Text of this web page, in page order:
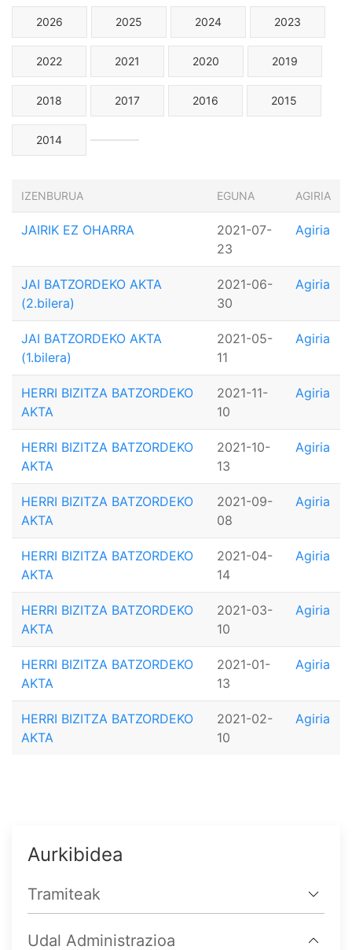
2026 2025 2024 2023
2022 2021 2020 2019
2018 2017 2016 2015
2014
IZENBURUA EGUNA AGIRIA
JAIRIK EZ OHARRA
2021-07-
23
Agiria
JAI BATZORDEKO AKTA
(2.bilera)
2021-06-
30
Agiria
JAI BATZORDEKO AKTA
(1.bilera)
2021-05-
11
Agiria
HERRI BIZITZA BATZORDEKO
AKTA
2021-11-
10
Agiria
HERRI BIZITZA BATZORDEKO
AKTA
2021-10-
13
Agiria
HERRI BIZITZA BATZORDEKO
AKTA
2021-09-
08
Agiria
HERRI BIZITZA BATZORDEKO
AKTA
2021-04-
14
Agiria
HERRI BIZITZA BATZORDEKO
AKTA
2021-03-
10
Agiria
HERRI BIZITZA BATZORDEKO
AKTA
2021-01-
13
Agiria
HERRI BIZITZA BATZORDEKO
AKTA
2021-02-
10
Agiria
Aurkibidea
Tramiteak
Udal Administrazioa